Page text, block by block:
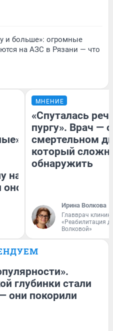
и больше»: огромные
на АЗС в Рязани — что
на
МНЕНИЕ
«Спуталась
пургу». Врач — о
смертельном
который
обнаружить
Ирина Волкова
Главврач
«Реабилитация
Волковой»
глубинки стали
они покорили